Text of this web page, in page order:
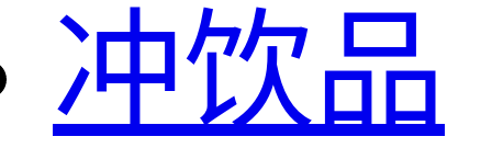
冲饮品